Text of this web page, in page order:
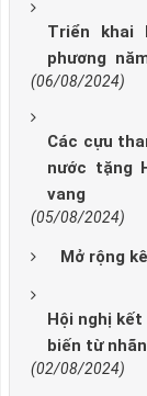
Triển
phương
(06/08/2024)
Các cựu
nước tặng
vang
(05/08/2024)
Mở rộng
Hội nghị
biến từ
(02/08/2024)